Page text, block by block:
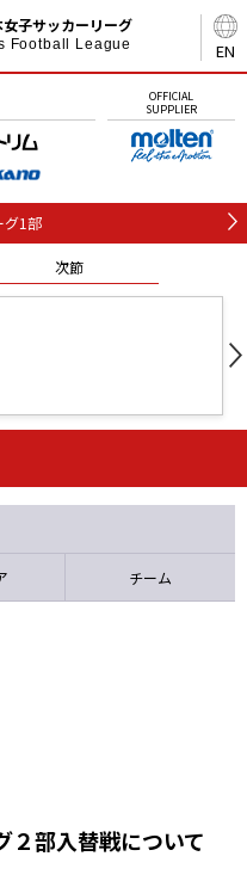
EN
子サッカーリーグ
Football League
OFFICIAL
SUPPLIER
グ1部
次節
石人の星
チーム
部入替戦について